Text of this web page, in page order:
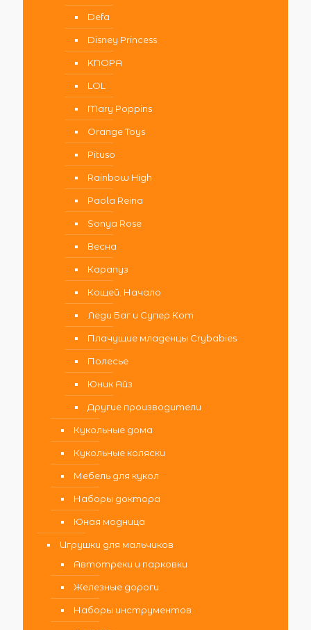
Defa
Disney Princess
KNOPA
LOL
Mary Poppins
Orange Toys
Pituso
Rainbow High
Paola Reina
Sonya Rose
Весна
Карапуз
Кощей. Начало
Леди Баг и Супер Кот
Плачущие младенцы Crybabies
Полесье
Юник Айз
Другие производители
Кукольные дома
Кукольные коляски
Мебель для кукол
Наборы доктора
Юная модница
Игрушки для мальчиков
Автотреки и парковки
Железные дороги
Наборы инструментов